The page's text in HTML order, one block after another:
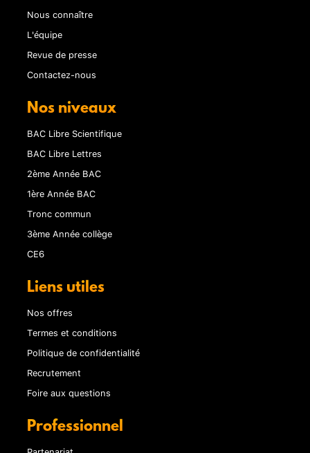
Nous connaître
L'équipe
Revue de presse
Contactez-nous
Nos niveaux
BAC Libre Scientifique
BAC Libre Lettres
2ème Année BAC
1ère Année BAC
Tronc commun
3ème Année collège
CE6
Liens utiles
Nos offres
Termes et conditions
Politique de confidentialité
Recrutement
Foire aux questions
Professionnel